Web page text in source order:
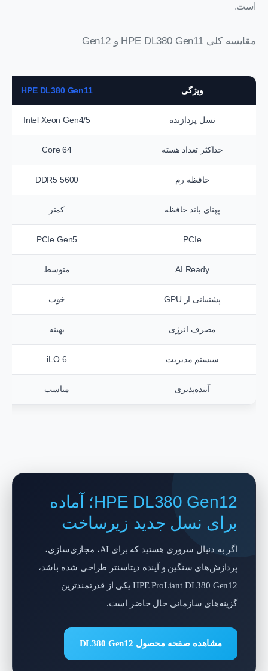
است.
مقایسه کلی HPE DL380 Gen11 و Gen12
ویژگی HPE DL380 Gen11
نسل پردازنده Intel Xeon Gen4/5
حداکثر تعداد هسته 64 Core
حافظه رم DDR5 5600
پهنای باند حافظه کمتر
PCIe
PCIe Gen5
AI Ready متوسط
پشتیبانی از GPU خوب
مصرف انرژی بهینه
سیستم مدیریت iLO 6
آینده‌پذیری مناسب
HPE DL380 Gen12؛ آماده
برای نسل جدید زیرساخت
اگر به دنبال سروری هستید که برای AI، مجازی‌سازی،
پردازش‌های سنگین و آینده دیتاسنتر طراحی شده باشد،
HPE ProLiant DL380 Gen12 یکی از قدرتمندترین
گزینه‌های سازمانی حال حاضر است.
مشاهده صفحه محصول DL380 Gen12